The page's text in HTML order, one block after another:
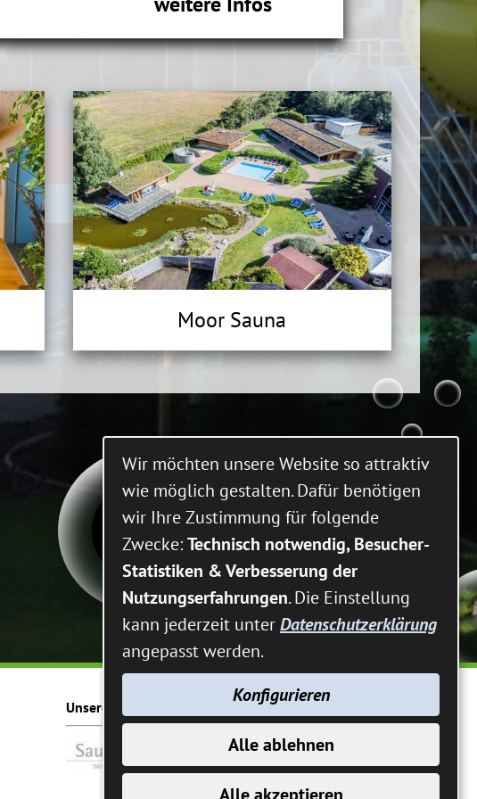
Moor Sauna
Unsere Zertifizierungen:
Wir möchten unsere Website so attraktiv
wie möglich gestalten. Dafür benötigen
wir Ihre Zustimmung für folgende
Zwecke:Technisch notwendig, Besucher-
Statistiken & Verbesserung der
Nutzungserfahrungen. Die Einstellung
kann jederzeit unterDatenschutzerklärung
angepasst werden.
Konfigurieren
Alle ablehnen